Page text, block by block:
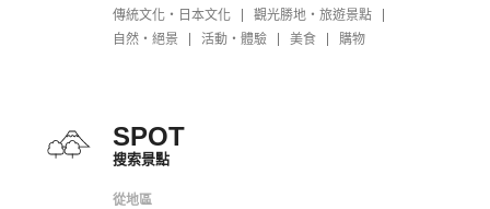
傳統文化・日本文化
觀光勝地・旅遊景點
自然・絕景
活動・體驗 美食 購物
SPOT
搜索景點
從地區